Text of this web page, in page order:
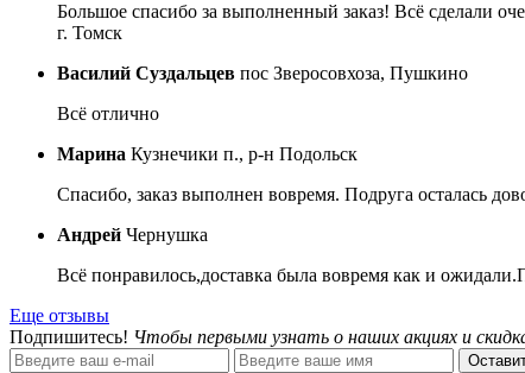
Большое спасибо за выполненный заказ! Всё сделали
г. Томск
Василий Суздальцев пос Зверосовхоза, Пушкино
Всё отлично
Марина Кузнечики п., р-н Подольск
Спасибо, заказ выполнен вовремя. Подруга осталась
Андрей Чернушка
Всё понравилось,доставка была вовремя как и
Еще отзывы
Подпишитесь! Чтобы первыми узнать о наших акциях и